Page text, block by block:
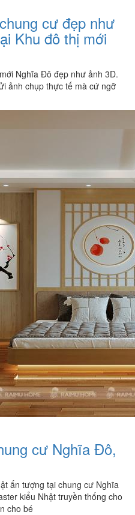
cư đẹp như
Khu đô thị mới
Nghĩa Đô đẹp như ảnh 3D.
ảnh chụp thực tế mà cứ ngỡ
cư Nghĩa Đô,
ấn tượng tại chung cư Nghĩa
kiểu Nhật truyền thống cho
cho bé